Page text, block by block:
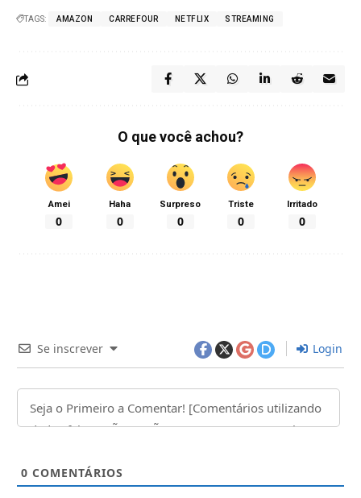
TAGS: AMAZON CARREFOUR NETFLIX STREAMING
O que você achou?
Amei
0
Haha
0
Surpreso
0
Triste
0
Irritado
0
Se inscrever Login
0 COMENTÁRIOS